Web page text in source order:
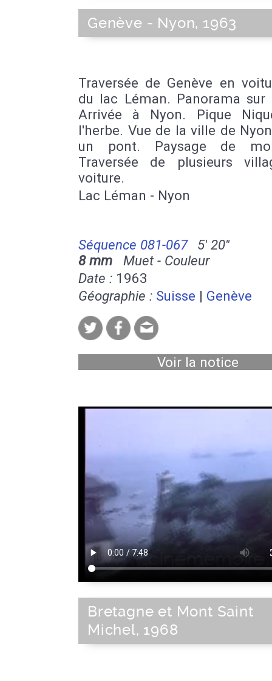
Genève - Nyon, 1963
Traversée de Genève en
du lac Léman. Panorama
Arrivée à Nyon. Pique
l'herbe. Vue de la ville de
un pont. Paysage de
Traversée de plusieurs
voiture.
Lac Léman - Nyon
Séquence 081-067
5' 20''
8 mm Muet - Couleur
Date : 1963
Géographie : Suisse | Genève
Voir la notice
Bretagne et Mont Saint
Michel, 1968